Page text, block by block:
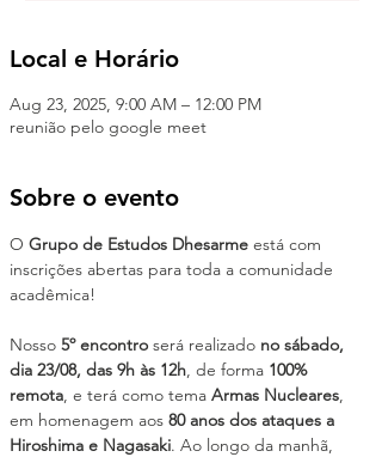
Local e Horário
Aug 23, 2025, 9:00 AM – 12:00 PM
reunião pelo google meet
Sobre o evento
O Grupo de Estudos Dhesarme está com
inscrições abertas para toda a comunidade
acadêmica!
Nosso 5º encontro será realizado no sábado,
dia 23/08, das 9h às 12h, de forma 100%
remota, e terá como tema Armas Nucleares,
em homenagem aos 80 anos dos ataques a
Hiroshima e Nagasaki. Ao longo da manhã,